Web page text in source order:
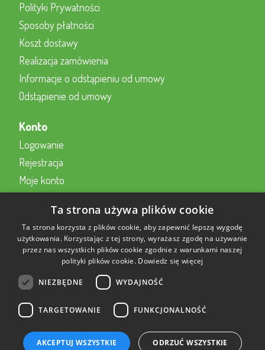
Polityki Prywatności
Sposoby płatności
Koszt dostawy
Realizacja zamówienia
Informacje o odstąpieniu od umowy
Odstąpienie od umowy
Konto
Logowanie
Rejestracja
Moje konto
Kontakt
Formularz kontaktowy online
22 230 2343
sklep@aktywnysmyk.pl
Ta strona używa plików cookie
Ta strona korzysta z plików cookie, aby zapewnić lepszą wygodę
użytkowania. Korzystając z tej strony, wyrażasz zgodę na używanie
przez nas wszystkich plików cookie zgodnie z warunkami naszej
polityki plików cookie. Dowiedz się więcej
NIEZBĘDNE WYDAJNOŚĆ
TARGETOWANIE FUNKCJONALNOŚĆ
AKCEPTUJ WSZYSTKIE ODRZUĆ WSZYSTKIE